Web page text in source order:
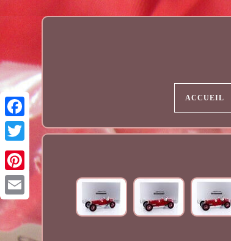
Email
ACCUEIL